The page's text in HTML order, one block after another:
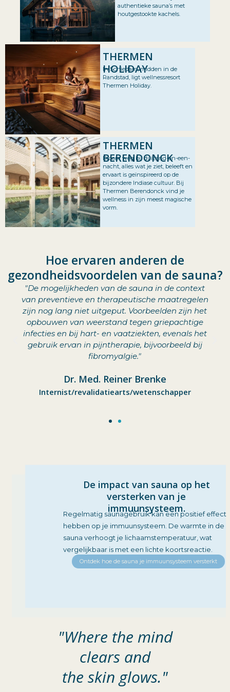
authentieke sauna’s met
houtgestookte kachels.
THERMEN
HOLIDAY
In Schiedam, midden in de
Randstad, ligt wellnessresort
Thermen Holiday.
THERMEN
BERENDONCK
Droom weg bij duizend-en-een-
nacht, alles wat je ziet, beleeft en
ervaart is geïnspireerd op de
bijzondere Indiase cultuur. Bij
Thermen Berendonck vind je
wellness in zijn meest magische
vorm.
Hoe ervaren anderen de
gezondheidsvoordelen van de sauna?
"De mogelijkheden van de sauna in de context
van preventieve en therapeutische maatregelen
zijn nog lang niet uitgeput. Voorbeelden zijn het
opbouwen van weerstand tegen griepachtige
infecties en bij hart- en vaatziekten, evenals het
gebruik ervan in pijntherapie, bijvoorbeeld bij
fibromyalgie."
Dr. Med. Reiner Brenke
Internist/revalidatiearts/wetenschapper
De impact van sauna op het
versterken van je
immuunsysteem.
Regelmatig saunagebruik kan een positief effect
hebben op je immuunsysteem. De warmte in de
sauna verhoogt je lichaamstemperatuur, wat
vergelijkbaar is met een lichte koortsreactie.
Ontdek hoe de sauna je immuunsysteem versterkt
"Where the mind
clears and
the skin glows."